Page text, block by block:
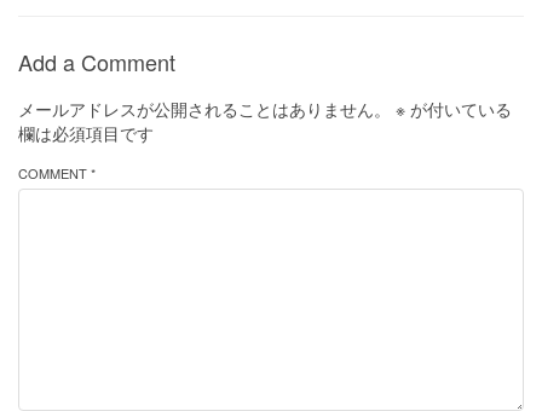
Add a Comment
メールアドレスが公開されることはありません。 ※ が付いている
欄は必須項目です
COMMENT *